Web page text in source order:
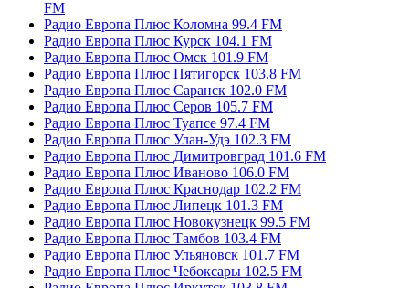
FM
Радио Европа Плюс Коломна 99.4 FM
Радио Европа Плюс Курск 104.1 FM
Радио Европа Плюс Омск 101.9 FM
Радио Европа Плюс Пятигорск 103.8 FM
Радио Европа Плюс Саранск 102.0 FM
Радио Европа Плюс Серов 105.7 FM
Радио Европа Плюс Туапсе 97.4 FM
Радио Европа Плюс Улан-Удэ 102.3 FM
Радио Европа Плюс Димитровград 101.6 FM
Радио Европа Плюс Иваново 106.0 FM
Радио Европа Плюс Краснодар 102.2 FM
Радио Европа Плюс Липецк 101.3 FM
Радио Европа Плюс Новокузнецк 99.5 FM
Радио Европа Плюс Тамбов 103.4 FM
Радио Европа Плюс Ульяновск 101.7 FM
Радио Европа Плюс Чебоксары 102.5 FM